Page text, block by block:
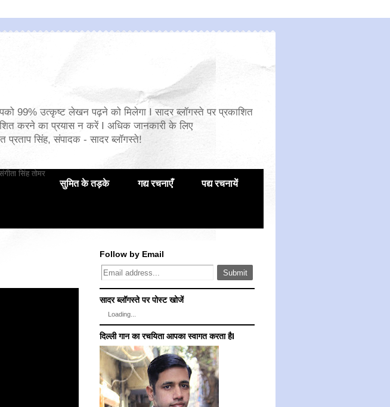
99% उत्कृष्ट लेखन पढ़ने को मिलेगा I सादर ब्लॉगस्ते पर प्रकाशित
करने का प्रयास न करें I अधिक जानकारी के लिए
प्रताप सिंह, संपादक - सादर ब्लॉगस्ते!
सिंह तोमर
सुमित के तड़के गद्य रचनाएँ पद्य रचनायें
Follow by Email
सादर ब्लॉगस्ते पर पोस्ट खोजें
Loading...
दिल्ली गान का रचयिता आपका स्वागत करता हैI